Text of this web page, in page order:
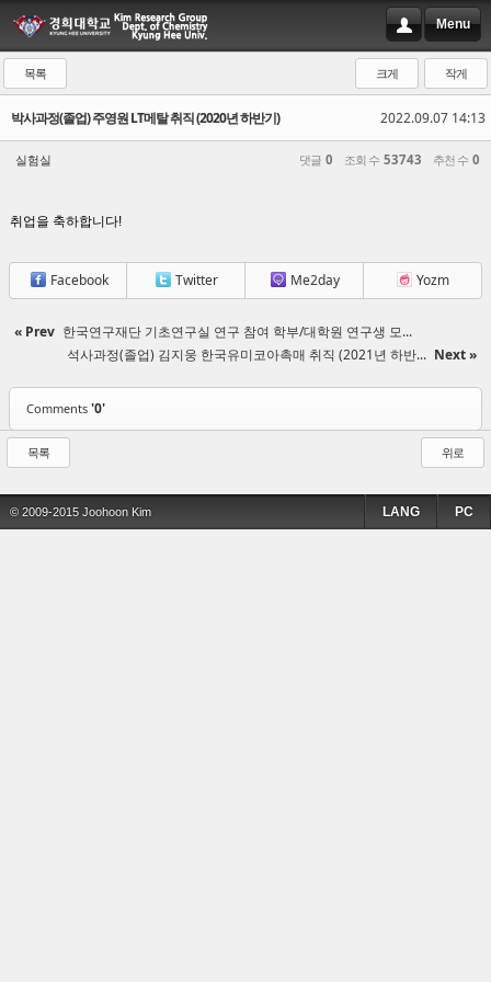
Menu
목록 크게 작게
2022.09.07 14:13
박사과정(졸업) 주영원 LT메탈 취직 (2020년 하반기)
실험실 댓글 0 조회 수 53743 추천 수 0
취업을 축하합니다!
Facebook Twitter Me2day Yozm
« Prev 한국연구재단 기초연구실 연구 참여 학부/대학원 연구생 모...
석사과정(졸업) 김지웅 한국유미코아촉매 취직 (2021년 하반... Next »
Comments '0'
목록 위로
© 2009-2015 Joohoon Kim PC
LANG